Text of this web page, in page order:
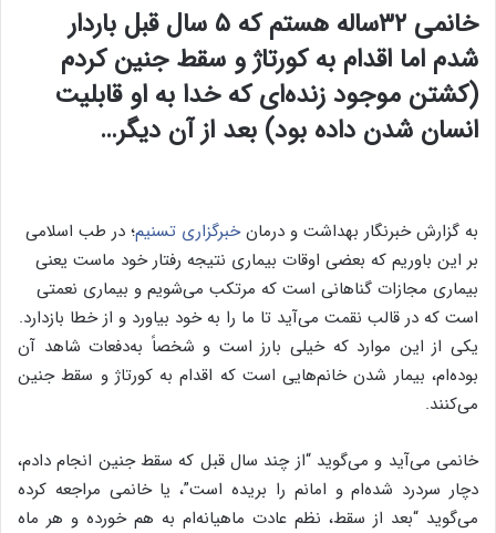
خانمی ۳۲ساله هستم که ۵ سال قبل باردار
شدم اما اقدام به کورتاژ و سقط جنین کردم
(کشتن موجود زنده‌ای که خدا به او قابلیت
انسان شدن داده بود) بعد از آن دیگر…
به گزارش خبرنگار بهداشت و درمانخبرگزاری تسنیم؛ در طب اسلامی
بر این باوریم که بعضی اوقات بیماری نتیجه رفتار خود ماست یعنی
بیماری مجازات گناهانی است که مرتکب می‌شویم و بیماری نعمتی
است که در قالب نقمت می‌آید تا ما را به خود بیاورد و از خطا بازدارد.
یکی از این موارد که خیلی بارز است و شخصاً به‌دفعات شاهد آن
بوده‌ام، بیمار شدن خانم‌هایی است که اقدام به کورتاژ و سقط جنین
می‌کنند.
خانمی می‌آید و می‌گوید “از چند سال قبل که سقط جنین انجام دادم،
دچار سردرد شده‌ام و امانم را بریده است”، یا خانمی مراجعه کرده
می‌گوید “بعد از سقط، نظم عادت ماهیانه‌ام به هم خورده و هر ماه